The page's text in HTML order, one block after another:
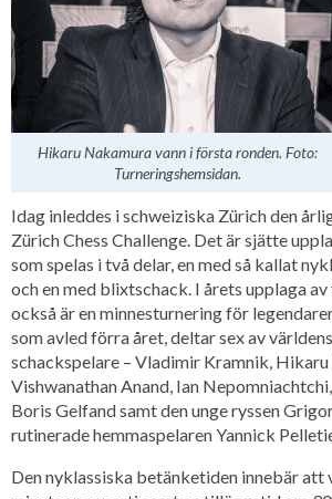
Hikaru Nakamura vann i första ronden. Foto:
Turneringshemsidan.
Idag inleddes i schweiziska Zürich den
Zürich Chess Challenge. Det är sjätte
som spelas i två delar, en med så kallat
och en med blixtschack. I årets upplaga
också är en minnesturnering för
som avled förra året, deltar sex av
schackspelare – Vladimir Kramnik,
Vishwanathan Anand, Ian
Boris Gelfand samt den unge ryssen
rutinerade hemmaspelaren Yannick
Den nyklassiska betänketiden innebär att